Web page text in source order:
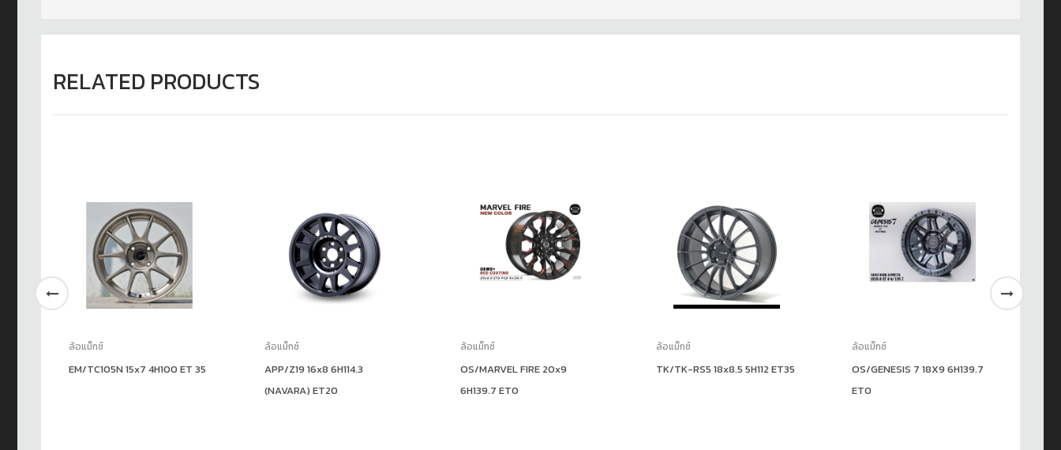
RELATED PRODUCTS
ล้อแม็กซ์
EM/TC105N 15x7 4H100 ET 35
ล้อแม็กซ์
APP/Z19 16x8 6H114.3
(NAVARA) ET20
ล้อแม็กซ์
OS/MARVEL FIRE 20x9
6H139.7 ET0
ล้อแม็กซ์
TK/TK-RS5 18x8.5 5H112 ET35
ล้อแม็กซ์
OS/GENESIS 7 18X9 6H139.7
ET0